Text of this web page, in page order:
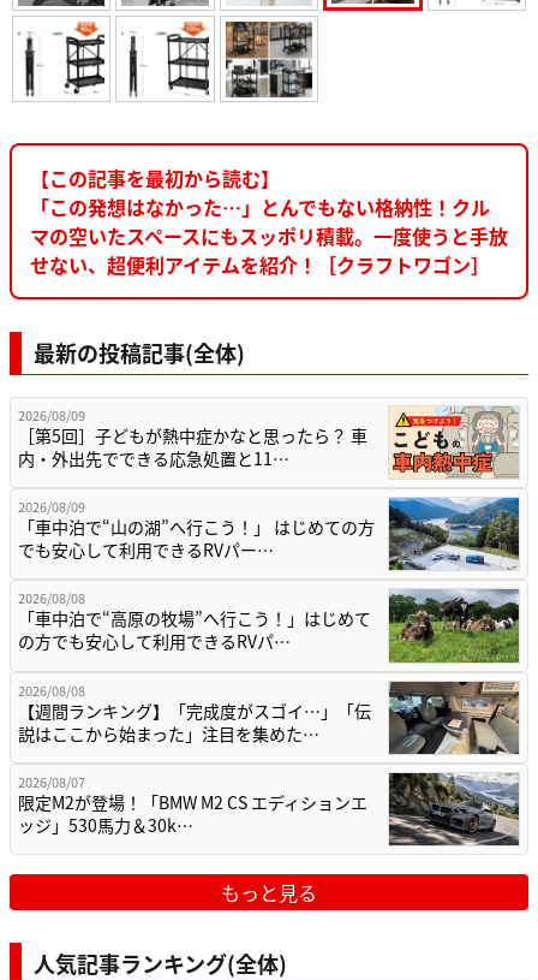
【この記事を最初から読む】
「この発想はなかった…」とんでもない格納性！クル
マの空いたスペースにもスッポリ積載。一度使うと手放
せない、超便利アイテムを紹介！［クラフトワゴン］
最新の投稿記事(全体)
2026/08/09
［第5回］子どもが熱中症かなと思ったら？ 車
内・外出先でできる応急処置と11…
2026/08/09
「車中泊で“山の湖”へ行こう！」 はじめての方
でも安心して利用できるRVパー…
2026/08/08
「車中泊で“高原の牧場”へ行こう！」はじめて
の方でも安心して利用できるRVパ…
2026/08/08
【週間ランキング】「完成度がスゴイ…」「伝
説はここから始まった」注目を集めた…
2026/08/07
限定M2が登場！「BMW M2 CS エディションエ
ッジ」530馬力＆30k…
もっと見る
人気記事ランキング(全体)